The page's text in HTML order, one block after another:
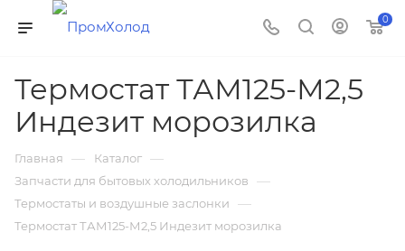
0
Термостат ТАМ125-М2,5
Индезит морозилка
Главная — Каталог —
Запчасти для бытовых холодильников —
Термостаты и воздушные заслонки —
Термостат ТАМ125-М2,5 Индезит морозилка